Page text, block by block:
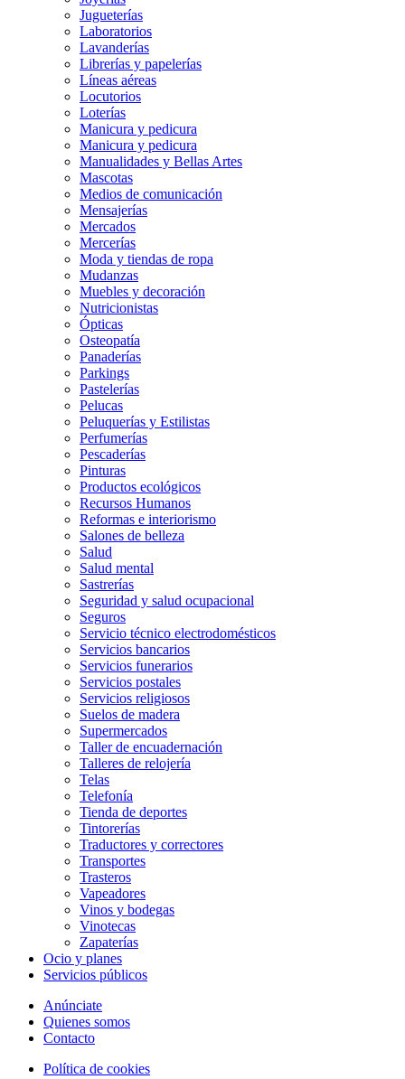
Jugueterías
Laboratorios
Lavanderías
Librerías y papelerías
Líneas aéreas
Locutorios
Loterías
Manicura y pedicura
Manicura y pedicura
Manualidades y Bellas Artes
Mascotas
Medios de comunicación
Mensajerías
Mercados
Mercerías
Moda y tiendas de ropa
Mudanzas
Muebles y decoración
Nutricionistas
Ópticas
Osteopatía
Panaderías
Parkings
Pastelerías
Pelucas
Peluquerías y Estilistas
Perfumerías
Pescaderías
Pinturas
Productos ecológicos
Recursos Humanos
Reformas e interiorismo
Salones de belleza
Salud
Salud mental
Sastrerías
Seguridad y salud ocupacional
Seguros
Servicio técnico electrodomésticos
Servicios bancarios
Servicios funerarios
Servicios postales
Servicios religiosos
Suelos de madera
Supermercados
Taller de encuadernación
Talleres de relojería
Telas
Telefonía
Tienda de deportes
Tintorerías
Traductores y correctores
Transportes
Trasteros
Vapeadores
Vinos y bodegas
Vinotecas
Zapaterías
Ocio y planes
Servicios públicos
Anúnciate
Quienes somos
Contacto
Política de cookies